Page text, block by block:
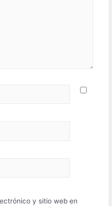
y sitio web en